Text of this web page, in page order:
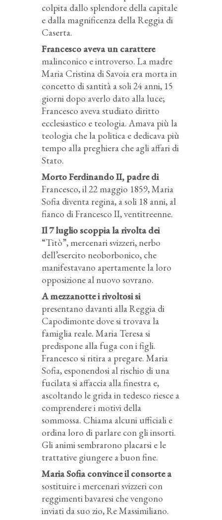
colpita dallo splendore della capitale
e dalla magnificenza della Reggia di
Caserta.
Francesco aveva un carattere
malinconico e introverso. La madre
Maria Cristina di Savoia era morta in
concetto di santità a soli 24 anni, 15
giorni dopo averlo dato alla luce;
Francesco aveva studiato diritto
ecclesiastico e teologia. Amava più la
teologia che la politica e dedicava più
tempo alla preghiera che agli affari di
Stato.
Morto Ferdinando II, padre di
Francesco, il 22 maggio 1859, Maria
Sofia diventa regina, a soli 18 anni, al
fianco di Francesco II, ventitreenne.
Il 7 luglio scoppia la rivolta dei
“Titò”, mercenari svizzeri, nerbo
dell’esercito neoborbonico, che
manifestavano apertamente la loro
opposizione al nuovo sovrano.
A mezzanotte i rivoltosi si
presentano davanti alla Reggia di
Capodimonte dove si trovava la
famiglia reale. Maria Teresa si
predispone alla fuga con i figli.
Francesco si ritira a pregare. Maria
Sofia, esponendosi al rischio di una
fucilata si affaccia alla finestra e,
ascoltando le grida in tedesco riesce a
comprendere i motivi della
sommossa. Chiama alcuni ufficiali e
ordina loro di parlare con gli insorti.
Gli animi sembrarono placarsi e le
trattative giungere a buon fine.
Maria Sofia convince il consorte a
sostituire i mercenari svizzeri con
reggimenti bavaresi che vengono
inviati da suo zio, Re Massimiliano.